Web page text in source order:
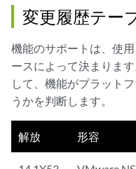
変更履歴テー
機能のサポートは、使
ースによって決まります
して、機能がプラット
うかを判断します。
解放 形容